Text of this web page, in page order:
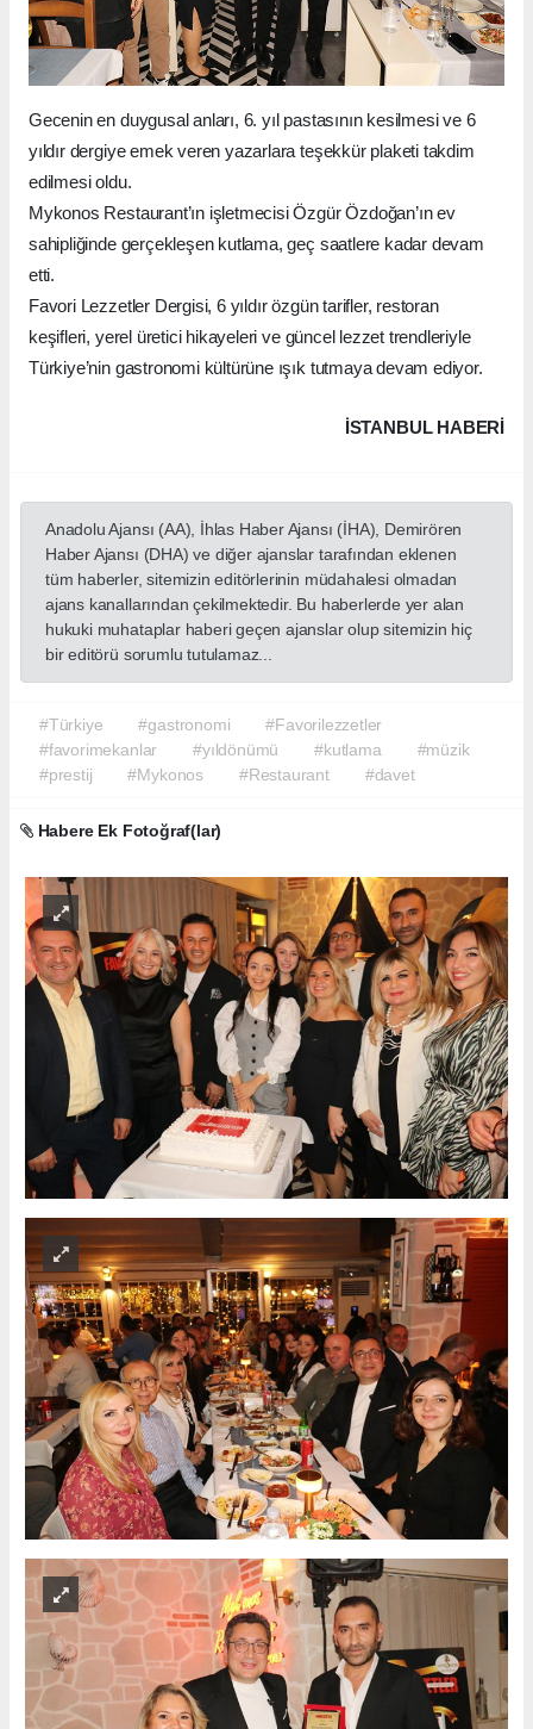
Gecenin en duygusal anları, 6. yıl pastasının kesilmesi ve 6
yıldır dergiye emek veren yazarlara teşekkür plaketi takdim
edilmesi oldu.
Mykonos Restaurant’ın işletmecisi Özgür Özdoğan’ın ev
sahipliğinde gerçekleşen kutlama, geç saatlere kadar devam
etti.
Favori Lezzetler Dergisi, 6 yıldır özgün tarifler, restoran
keşifleri, yerel üretici hikayeleri ve güncel lezzet trendleriyle
Türkiye’nin gastronomi kültürüne ışık tutmaya devam ediyor.
İSTANBUL HABERİ
Anadolu Ajansı (AA), İhlas Haber Ajansı (İHA), Demirören
Haber Ajansı (DHA) ve diğer ajanslar tarafından eklenen
tüm haberler, sitemizin editörlerinin müdahalesi olmadan
ajans kanallarından çekilmektedir. Bu haberlerde yer alan
hukuki muhataplar haberi geçen ajanslar olup sitemizin hiç
bir editörü sorumlu tutulamaz...
#Türkiye #gastronomi
#Favorilezzetler
#favorimekanlar
#yıldönümü #kutlama
#müzik
#prestij
#Mykonos #Restaurant #davet
Habere Ek Fotoğraf(lar)